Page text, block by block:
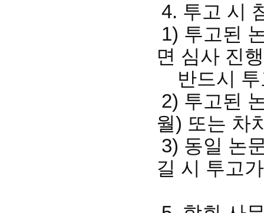
4. 투고 시
1) 투고된
면 심사 진
반드시 투
2) 투고된
월) 또는 차
3) 동일 논
길 시 투고